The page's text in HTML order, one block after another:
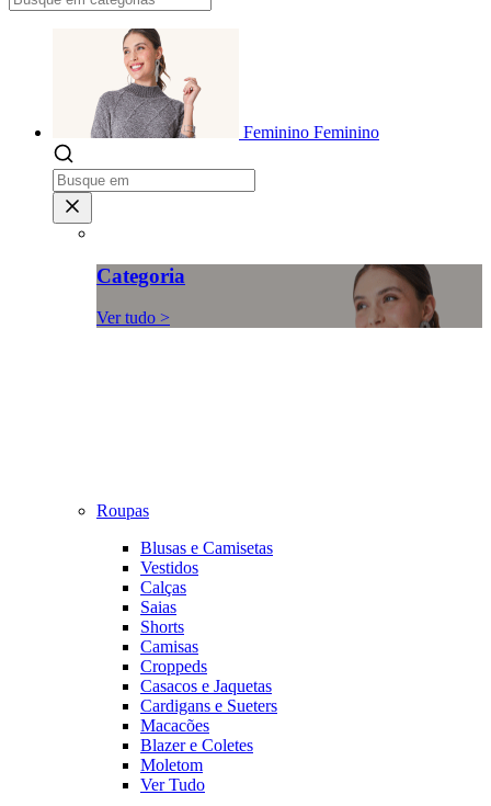
Feminino Feminino
Categoria
Ver tudo >
Roupas
Blusas e Camisetas
Vestidos
Calças
Saias
Shorts
Camisas
Croppeds
Casacos e Jaquetas
Cardigans e Sueters
Macacões
Blazer e Coletes
Moletom
Ver Tudo